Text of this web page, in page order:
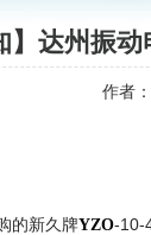
】达州振
作者：
新久牌YZO-10-